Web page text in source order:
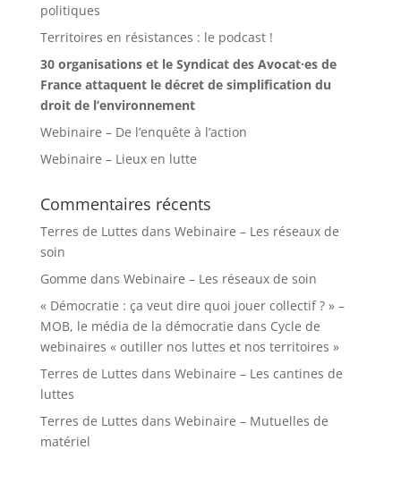
politiques
Territoires en résistances : le podcast !
30 organisations et le Syndicat des Avocat·es de
France attaquent le décret de simplification du
droit de l’environnement
Webinaire – De l’enquête à l’action
Webinaire – Lieux en lutte
Commentaires récents
Terres de Luttes dans Webinaire – Les réseaux de
soin
Gomme dans Webinaire – Les réseaux de soin
« Démocratie : ça veut dire quoi jouer collectif ? » –
MOB, le média de la démocratie dans Cycle de
webinaires « outiller nos luttes et nos territoires »
Terres de Luttes dans Webinaire – Les cantines de
luttes
Terres de Luttes dans Webinaire – Mutuelles de
matériel